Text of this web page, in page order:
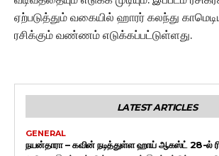
ஏற்படுத்தும் வகையில் ஹாரர் கலந்து
ரசிக்கும் வண்ணம் எடுக்கப்பட்டுள்ளது.
LATEST ARTICLES
GENERAL
நயன்தாரா – கவின் நடித்துள்ள ஹாய் ஆகஸ்ட் 28-ல்